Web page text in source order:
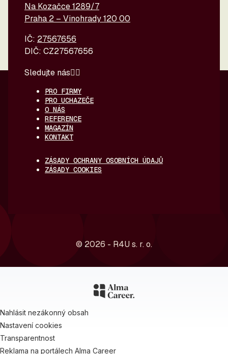
Na Kozačce 1289/7
Praha 2 – Vinohrady 120 00
IČ: 27567656
DIČ: CZ27567656
Sledujte nás
PRO FIRMY
PRO UCHAZEČE
O NÁS
REFERENCE
MAGAZÍN
KONTAKT
ZÁSADY OCHRANY OSOBNÍCH ÚDAJŮ
ZÁSADY COOKIES
© 2026 - R4U s. r. o.
Nahlásit nezákonný obsah
Nastavení cookies
Transparentnost
Reklama na portálech Alma Career